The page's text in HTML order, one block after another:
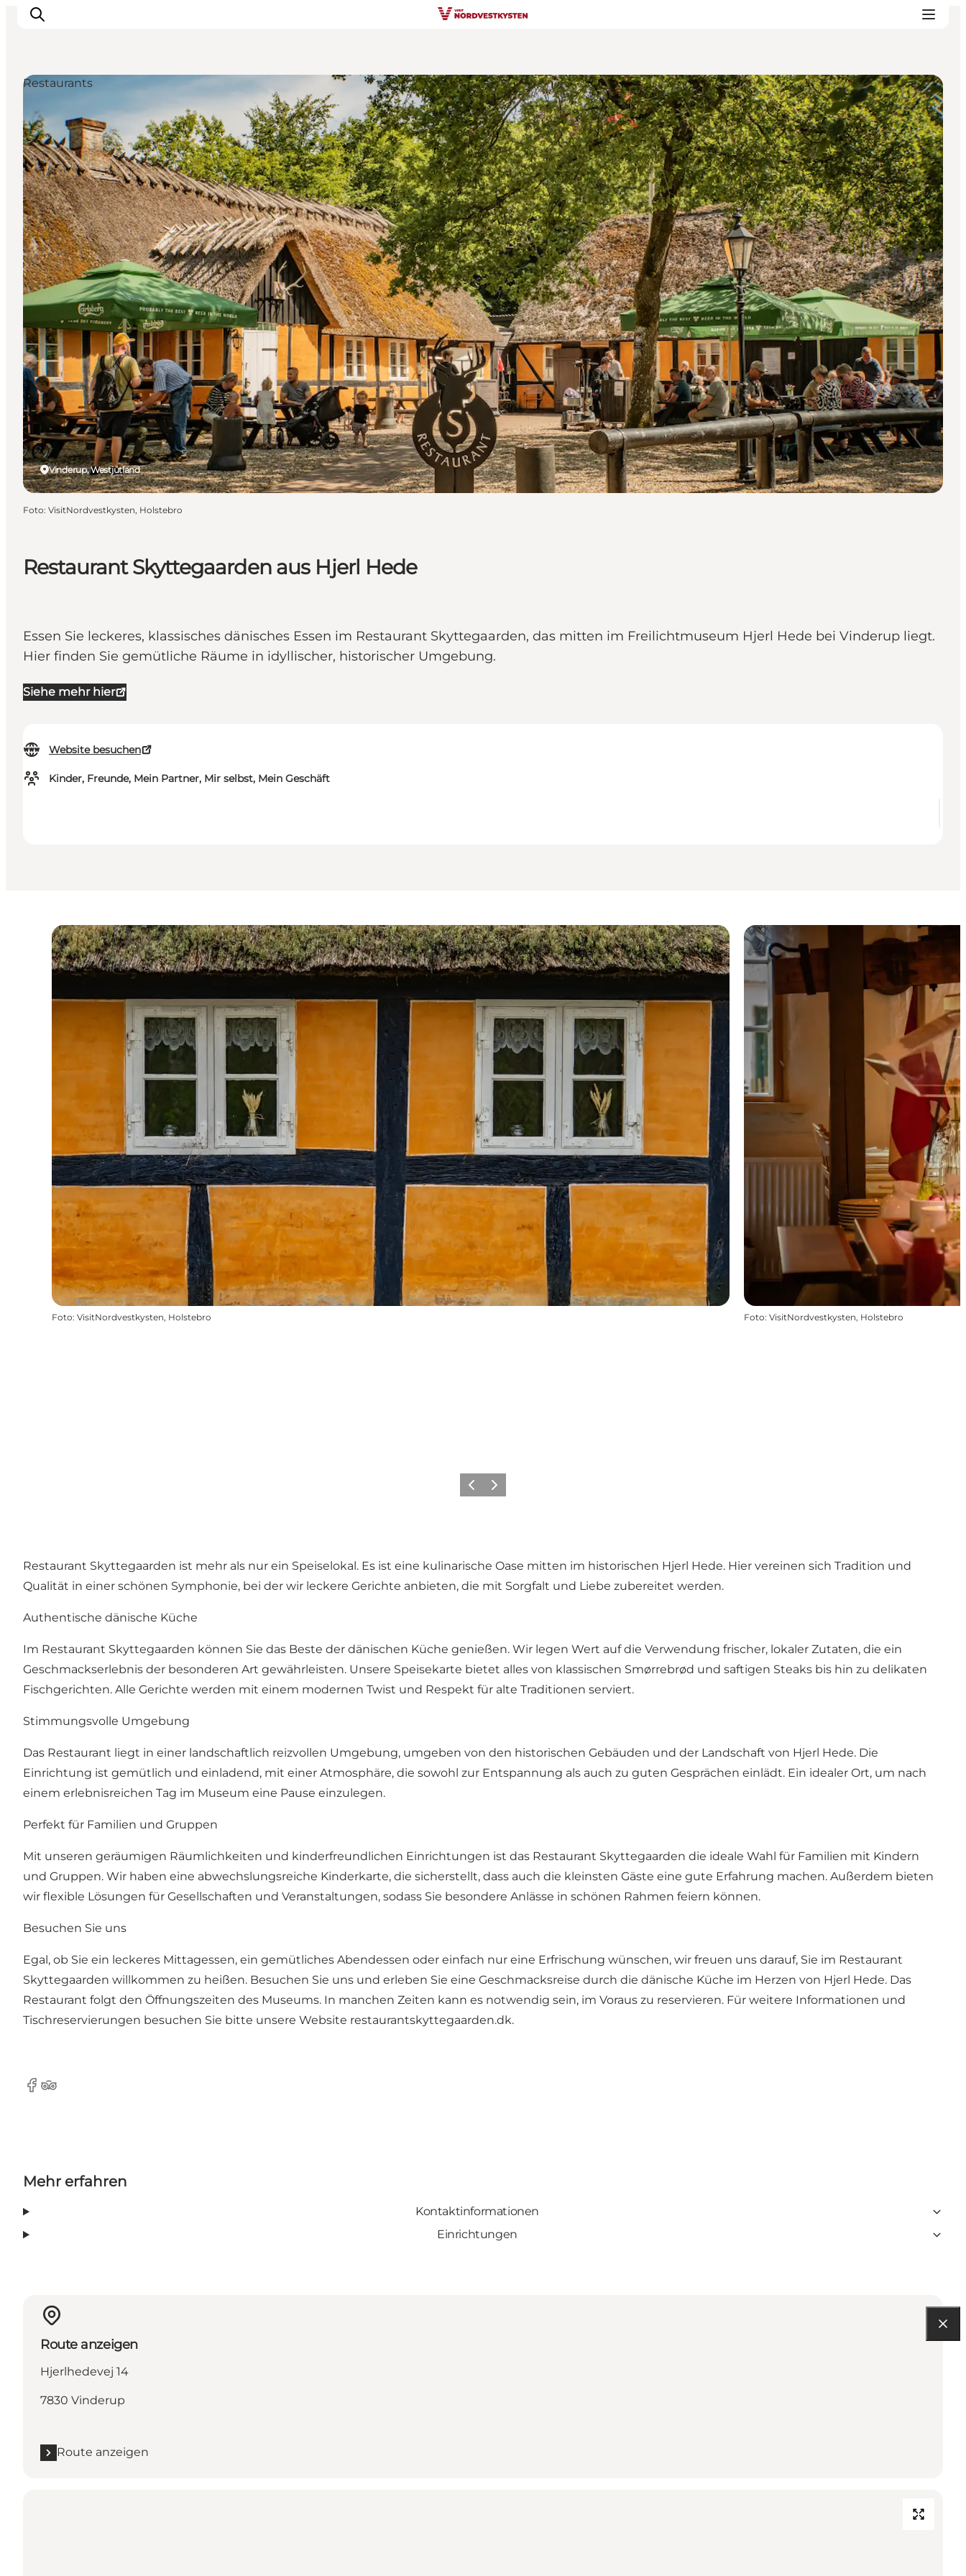
Urlaubsorte
Inspiration
Events
Unterkunft
Mach deine Urlaubsplanung
Restaurant Skyttegaarden aus Hjerl Hede
Essen Sie leckeres, klassisches dänisches Essen im Restaurant Skyttegaarden, das mitten im Freilichtmuseum Hjerl Hede bei Vinderup liegt.
Hier finden Sie gemütliche Räume in idyllischer, historischer Umgebung.
Siehe mehr hier
Website besuchen
Kinder, Freunde, Mein Partner, Mir selbst, Mein Geschäft
Vinderup, Westjütland
Restaurants
Foto: VisitNordvestkysten, Holstebro
Foto: VisitNordvestkysten, Holstebro Foto: VisitNordvestkysten, Holstebro
ZurückWeiter
Restaurant Skyttegaarden ist mehr als nur ein Speiselokal. Es ist eine kulinarische Oase mitten im historischen Hjerl Hede. Hier vereinen sich Tradition und
Qualität in einer schönen Symphonie, bei der wir leckere Gerichte anbieten, die mit Sorgfalt und Liebe zubereitet werden.
Authentische dänische Küche
Im Restaurant Skyttegaarden können Sie das Beste der dänischen Küche genießen. Wir legen Wert auf die Verwendung frischer, lokaler Zutaten, die ein
Geschmackserlebnis der besonderen Art gewährleisten. Unsere Speisekarte bietet alles von klassischen Smørrebrød und saftigen Steaks bis hin zu delikaten
Fischgerichten. Alle Gerichte werden mit einem modernen Twist und Respekt für alte Traditionen serviert.
Stimmungsvolle Umgebung
Das Restaurant liegt in einer landschaftlich reizvollen Umgebung, umgeben von den historischen Gebäuden und der Landschaft von Hjerl Hede. Die
Einrichtung ist gemütlich und einladend, mit einer Atmosphäre, die sowohl zur Entspannung als auch zu guten Gesprächen einlädt. Ein idealer Ort, um nach
einem erlebnisreichen Tag im Museum eine Pause einzulegen.
Perfekt für Familien und Gruppen
Mit unseren geräumigen Räumlichkeiten und kinderfreundlichen Einrichtungen ist das Restaurant Skyttegaarden die ideale Wahl für Familien mit Kindern
und Gruppen. Wir haben eine abwechslungsreiche Kinderkarte, die sicherstellt, dass auch die kleinsten Gäste eine gute Erfahrung machen. Außerdem bieten
wir flexible Lösungen für Gesellschaften und Veranstaltungen, sodass Sie besondere Anlässe in schönen Rahmen feiern können.
Besuchen Sie uns
Egal, ob Sie ein leckeres Mittagessen, ein gemütliches Abendessen oder einfach nur eine Erfrischung wünschen, wir freuen uns darauf, Sie im Restaurant
Skyttegaarden willkommen zu heißen. Besuchen Sie uns und erleben Sie eine Geschmacksreise durch die dänische Küche im Herzen von Hjerl Hede. Das
Restaurant folgt den Öffnungszeiten des Museums. In manchen Zeiten kann es notwendig sein, im Voraus zu reservieren. Für weitere Informationen und
Tischreservierungen besuchen Sie bitte unsere Website restaurantskyttegaarden.dk.
Facebook
TripAdvisor
Mehr erfahren
Kontaktinformationen
Einrichtungen
Route anzeigen
Hjerlhedevej 14
7830 Vinderup
Route anzeigen